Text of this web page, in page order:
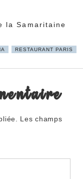
la Samaritaine
RESTAURANT PARIS
Les champs